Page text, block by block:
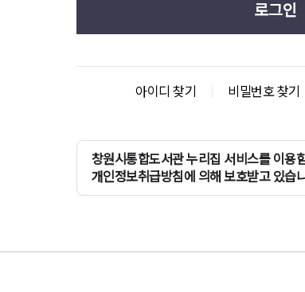
로그인
아이디 찾기 비밀번호 찾기
창원시통합도서관 누리집 서비스를 이용
개인정보취급방침에 의해 보호받고 있습